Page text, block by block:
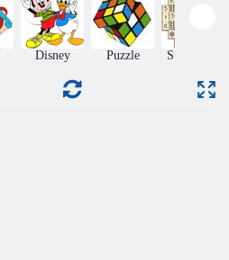
Funny vojny
osôb: Trump v.
Kim
Disney Puzzle Stolné hry